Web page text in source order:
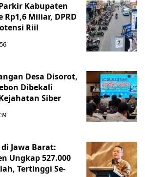
Kabupaten
Miliar, DPRD
Riil
Desa Disorot,
Dibekali
Siber
Jawa Barat:
Ungkap 527.000
Tertinggi Se-